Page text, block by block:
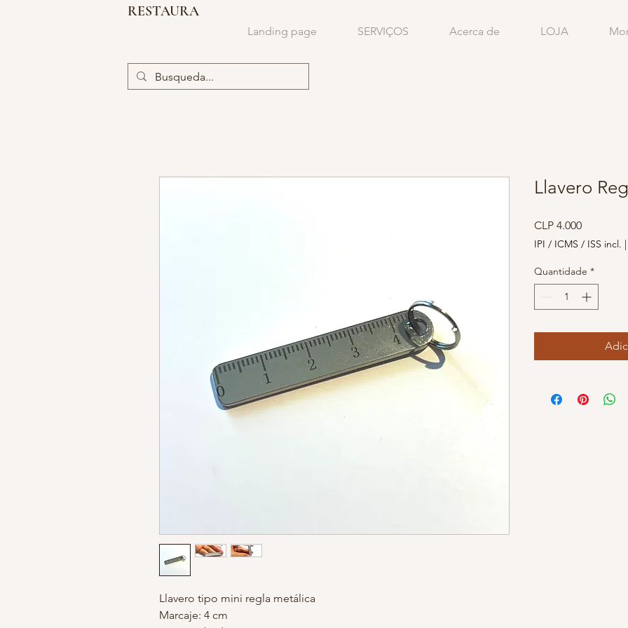
RESTAURA
Landing page SERVIÇOS Acerca de LOJA
Llavero tipo mini regla metálica
Marcaje: 4 cm
Llavero
CLP 4.000Preço
IPI / ICMS / ISS incl. |
Quantidade *